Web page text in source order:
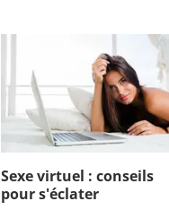
Sexe virtuel : conseils
pour s'éclater